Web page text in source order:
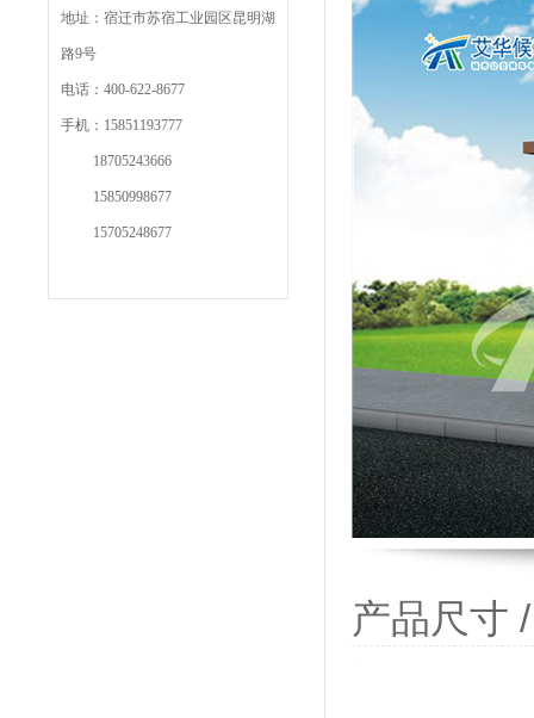
地址：宿迁市苏宿工业园区昆明湖
路9号
电话：400-622-8677
手机：15851193777
18705243666
15850998677
15705248677
产品尺寸